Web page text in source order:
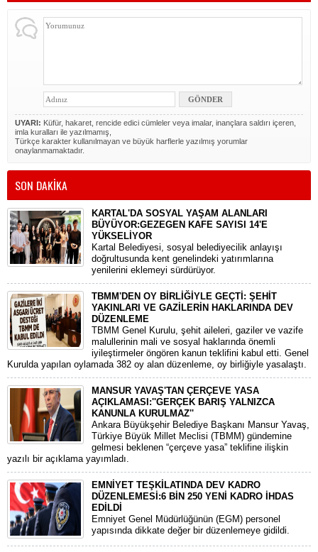
UYARI: Küfür, hakaret, rencide edici cümleler veya imalar, inançlara saldırı içeren,
imla kuralları ile yazılmamış,
Türkçe karakter kullanılmayan ve büyük harflerle yazılmış yorumlar
onaylanmamaktadır.
SON DAKİKA
KARTAL'DA SOSYAL YAŞAM ALANLARI
BÜYÜYOR:GEZEGEN KAFE SAYISI 14'E
YÜKSELİYOR
Kartal Belediyesi, sosyal belediyecilik anlayışı
doğrultusunda kent genelindeki yatırımlarına
yenilerini eklemeyi sürdürüyor.
TBMM'DEN OY BİRLİĞİYLE GEÇTİ: ŞEHİT
YAKINLARI VE GAZİLERİN HAKLARINDA DEV
DÜZENLEME
​TBMM Genel Kurulu, şehit aileleri, gaziler ve vazife
malullerinin mali ve sosyal haklarında önemli
iyileştirmeler öngören kanun teklifini kabul etti. Genel
Kurulda yapılan oylamada 382 oy alan düzenleme, oy birliğiyle yasalaştı.
MANSUR YAVAŞ'TAN ÇERÇEVE YASA
AÇIKLAMASI:''GERÇEK BARIŞ YALNIZCA
KANUNLA KURULMAZ''
​Ankara Büyükşehir Belediye Başkanı Mansur Yavaş,
Türkiye Büyük Millet Meclisi (TBMM) gündemine
gelmesi beklenen “çerçeve yasa” teklifine ilişkin
yazılı bir açıklama yayımladı.
EMNİYET TEŞKİLATINDA DEV KADRO
DÜZENLEMESİ:6 BİN 250 YENİ KADRO İHDAS
EDİLDİ
​Emniyet Genel Müdürlüğünün (EGM) personel
yapısında dikkate değer bir düzenlemeye gidildi.